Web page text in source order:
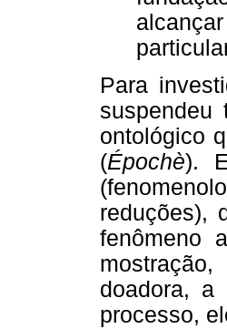
Para
suspendeu
ontológico
(Épochè).
reduções),
fenômeno
doadora,
processo,